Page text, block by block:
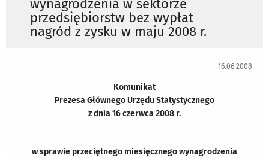
wynagrodzenia w sektorze
przedsiębiorstw bez wypłat
nagród z zysku w maju 2008 r.
16.06.2008
Komunikat
Prezesa Głównego Urzędu Statystycznego
z dnia 16 czerwca 2008 r.
w sprawie przeciętnego miesięcznego wynagrodzenia